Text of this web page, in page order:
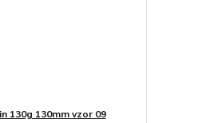
130g 130mm vzor 09